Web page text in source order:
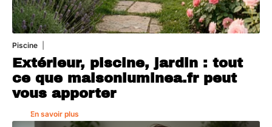
Piscine
Extérieur, piscine, jardin : tout
ce que maisonluminea.fr peut
vous apporter
En savoir plus